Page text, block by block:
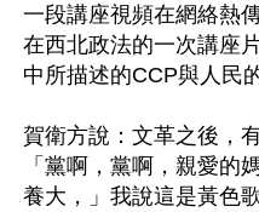
一段講座視頻在網絡熱
在西北政法的一次講座
中所描述的CCP與人民
賀衛方說：文革之後，
「黨啊，黨啊，親愛的
養大，」我說這是黃色